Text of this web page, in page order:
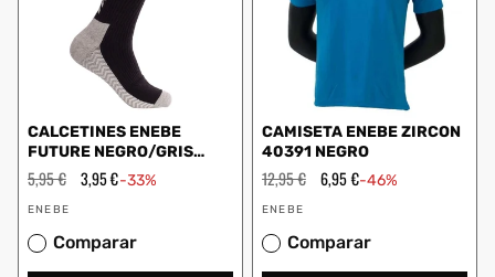
CALCETINES ENEBE
FUTURE NEGRO/GRIS
A000337.A18
Precio
habitual
5,95 € Precio
de
3,95 €-33%
Proveedor:
ENEBE
Comparar
CAMISETA ENEBE ZIRCON
40391 NEGRO
Precio
habitual
12,95 € Precio
de
6,95 €-46%
Proveedor:
ENEBE
Comparar